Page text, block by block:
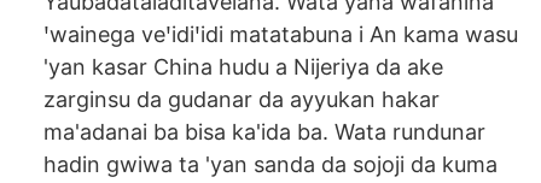
ꞌwainega veꞌidiꞌidi matatabuna i An kama wasu
'yan kasar China hudu a Nijeriya da ake
zarginsu da gudanar da ayyukan hakar
ma'adanai ba bisa ka'ida ba. Wata rundunar
hadin gwiwa ta 'yan sanda da sojoji da kuma